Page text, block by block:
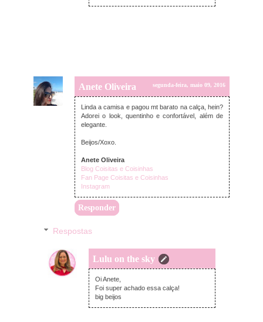
Anete Oliveira segunda-feira, maio 09, 2016
Linda a camisa e pagou mt barato na calça, hein?
Adorei o look, quentinho e confortável, além de
elegante.
Beijos/Xoxo.
Anete Oliveira
Blog Coisitas e Coisinhas
Fan Page Coisitas e Coisinhas
Instagram
Responder
Respostas
Lulu on the sky
terça-feira, maio 10, 2016
Oi Anete,
Foi super achado essa calça!
big beijos